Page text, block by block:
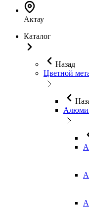
Актау
Каталог
Назад
Цветной